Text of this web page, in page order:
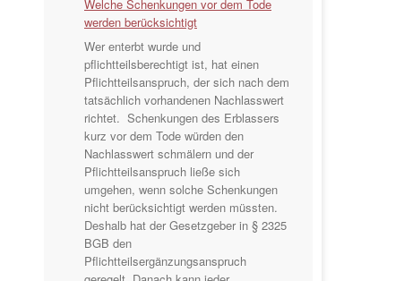
Welche Schenkungen vor dem Tode
werden berücksichtigt
Wer enterbt wurde und
pflichtteilsberechtigt ist, hat einen
Pflichtteilsanspruch, der sich nach dem
tatsächlich vorhandenen Nachlasswert
richtet. Schenkungen des Erblassers
kurz vor dem Tode würden den
Nachlasswert schmälern und der
Pflichtteilsanspruch ließe sich
umgehen, wenn solche Schenkungen
nicht berücksichtigt werden müssten.
Deshalb hat der Gesetzgeber in § 2325
BGB den
Pflichtteilsergänzungsanspruch